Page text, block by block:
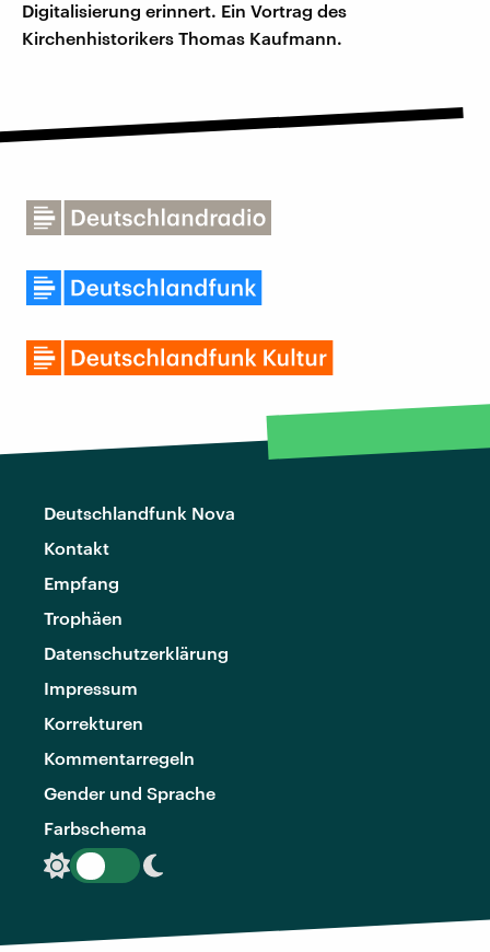
Digitalisierung erinnert. Ein Vortrag des
Kirchenhistorikers Thomas Kaufmann.
Deutschlandfunk Nova
Kontakt
Empfang
Trophäen
Datenschutzerklärung
Impressum
Korrekturen
Kommentarregeln
Gender und Sprache
Farbschema